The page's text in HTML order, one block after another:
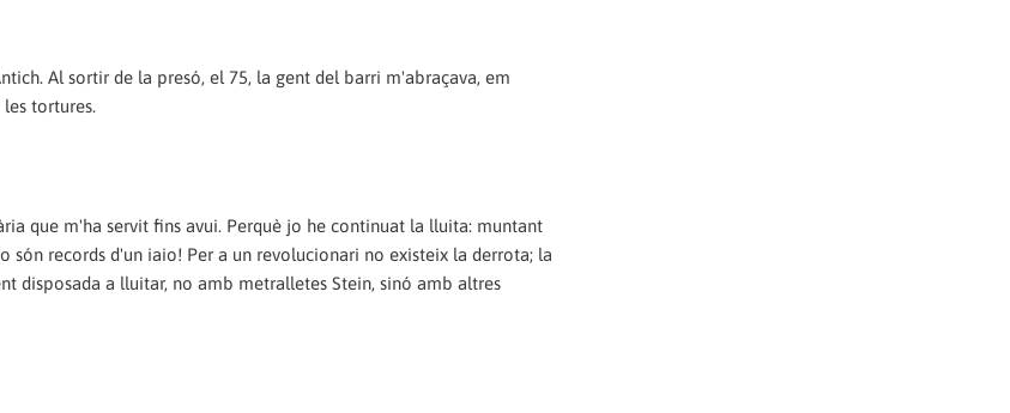
Al sortir de la presó, el 75, la gent del barri m'abraçava, em
tortures.
que m'ha servit fins avui. Perquè jo he continuat la lluita: muntant
són records d'un iaio! Per a un revolucionari no existeix la derrota; la
disposada a lluitar, no amb metralletes Stein, sinó amb altres